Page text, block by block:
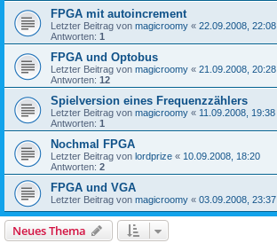
FPGA mit autoincrement
Letzter Beitrag von magicroomy « 22.09.2008, 22:08
Antworten: 1
FPGA und Optobus
Letzter Beitrag von magicroomy « 21.09.2008, 20:28
Antworten: 12
Spielversion eines Frequenzzählers
Letzter Beitrag von magicroomy « 11.09.2008, 19:38
Antworten: 1
Nochmal FPGA
Letzter Beitrag von lordprize « 10.09.2008, 18:20
Antworten: 2
FPGA und VGA
Letzter Beitrag von magicroomy « 03.09.2008, 23:37
Neues Thema